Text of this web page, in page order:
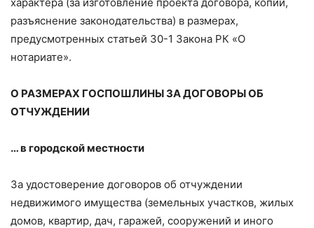
разъяснение законодательства) в размерах,
предусмотренных статьей 30-1 Закона РК «О
нотариате».
О РАЗМЕРАХ ГОСПОШЛИНЫ ЗА ДОГОВОРЫ ОБ
ОТЧУЖДЕНИИ
… в городской местности
За удостоверение договоров об отчуждении
недвижимого имущества (земельных участков, жилых
домов, квартир, дач, гаражей, сооружений и иного